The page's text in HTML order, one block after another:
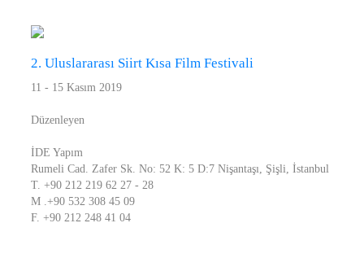
2. Uluslararası Siirt Kısa Film Festivali
11 - 15 Kasım 2019
Düzenleyen
İDE Yapım
Rumeli Cad. Zafer Sk. No: 52 K: 5 D:7 Nişantaşı, Şişli, İstanbul
T. +90 212 219 62 27 - 28
M .+90 532 308 45 09
F. +90 212 248 41 04